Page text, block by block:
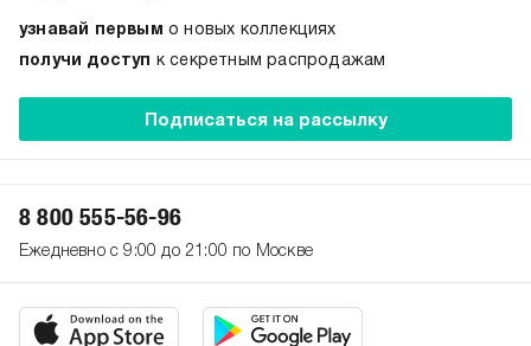
узнавай первым о новых коллекциях
получи доступ к секретным распродажам
Подписаться на рассылку
8 800 555-56-96
Ежедневно с 9:00 до 21:00 по Москве